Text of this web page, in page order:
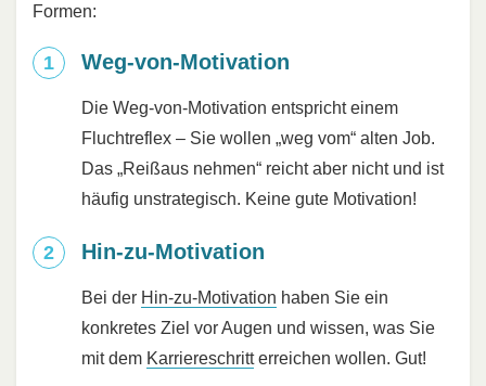
Formen:
Weg-von-Motivation
Die Weg-von-Motivation entspricht einem
Fluchtreflex – Sie wollen „weg vom“ alten Job.
Das „Reißaus nehmen“ reicht aber nicht und ist
häufig unstrategisch. Keine gute Motivation!
Hin-zu-Motivation
Bei der Hin-zu-Motivation haben Sie ein
konkretes Ziel vor Augen und wissen, was Sie
mit dem Karriereschritterreichen wollen. Gut!